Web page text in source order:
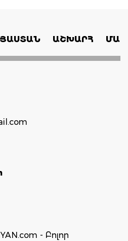
ԱՇԽԱՐՀ
- Բոլոր